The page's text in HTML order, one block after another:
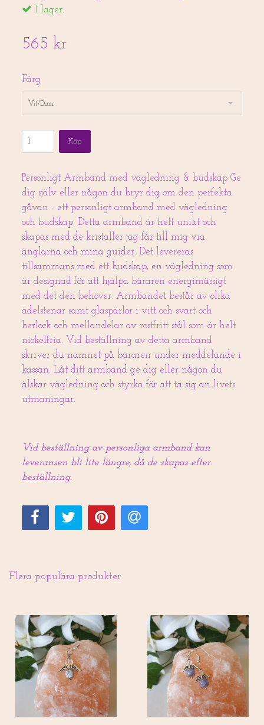
I lager.
565 kr
Färg
Vit/Dam
Köp
Personligt Armband med vägledning & budskap Ge
dig själv eller någon du bryr dig om den perfekta
gåvan - ett personligt armband med vägledning
och budskap. Detta armband är helt unikt och
skapas med de kristaller jag får till mig via
änglarna och mina guider. Det levereras
tillsammans med ett budskap, en vägledning som
är designad för att hjälpa bäraren energimässigt
med det den behöver. Armbandet består av olika
ädelstenar samt glaspärlor i vitt och svart och
berlock och mellandelar av rostfritt stål som är helt
nickelfria. Vid beställning av detta armband
skriver du namnet på bäraren under meddelande i
kassan. Låt ditt armband ge dig eller någon du
älskar vägledning och styrka för att ta sig an livets
utmaningar.
Vid beställning av personliga armband kan
leveransen bli lite längre, då de skapas efter
beställning.
Flera populära produkter